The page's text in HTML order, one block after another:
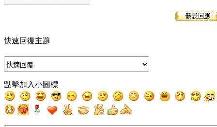
快速回復主題
點擊加入小圖標